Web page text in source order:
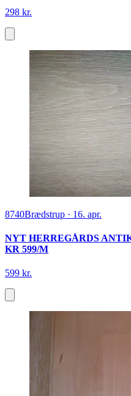
298 kr.
8740Brædstrup · 16. apr.
NYT HERREGÅRDS
KR 599/M
599 kr.